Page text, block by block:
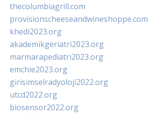
thecolumbiagrill.com
provisionscheeseandwineshoppe.com
khedi2023.org
akademikgeriatri2023.org
marmarapediatri2023.org
emchie2023.org
girisimselradyoloji2022.org
utcd2022.org
biosensor2022.org